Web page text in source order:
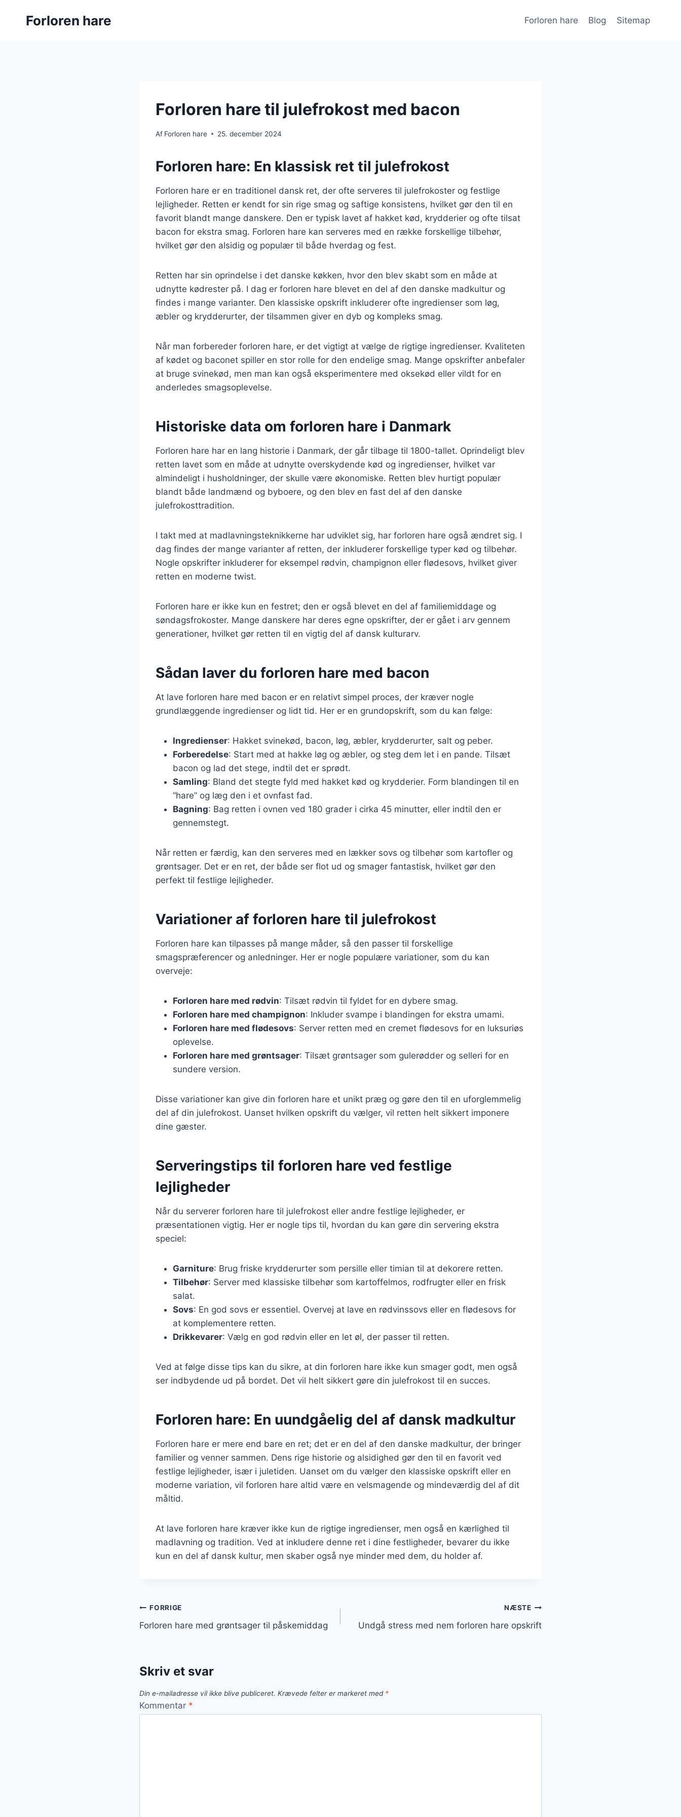
Forloren hare Forloren hare Blog Sitemap
Forloren hare til julefrokost med bacon
Af Forloren hare 25. december 2024
Forloren hare: En klassisk ret til julefrokost
Forloren hare er en traditionel dansk ret, der ofte serveres til julefrokoster og festlige
lejligheder. Retten er kendt for sin rige smag og saftige konsistens, hvilket gør den til en
favorit blandt mange danskere. Den er typisk lavet af hakket kød, krydderier og ofte tilsat
bacon for ekstra smag. Forloren hare kan serveres med en række forskellige tilbehør,
hvilket gør den alsidig og populær til både hverdag og fest.
Retten har sin oprindelse i det danske køkken, hvor den blev skabt som en måde at
udnytte kødrester på. I dag er forloren hare blevet en del af den danske madkultur og
findes i mange varianter. Den klassiske opskrift inkluderer ofte ingredienser som løg,
æbler og krydderurter, der tilsammen giver en dyb og kompleks smag.
Når man forbereder forloren hare, er det vigtigt at vælge de rigtige ingredienser. Kvaliteten
af kødet og baconet spiller en stor rolle for den endelige smag. Mange opskrifter anbefaler
at bruge svinekød, men man kan også eksperimentere med oksekød eller vildt for en
anderledes smagsoplevelse.
Historiske data om forloren hare i Danmark
Forloren hare har en lang historie i Danmark, der går tilbage til 1800-tallet. Oprindeligt blev
retten lavet som en måde at udnytte overskydende kød og ingredienser, hvilket var
almindeligt i husholdninger, der skulle være økonomiske. Retten blev hurtigt populær
blandt både landmænd og byboere, og den blev en fast del af den danske
julefrokosttradition.
I takt med at madlavningsteknikkerne har udviklet sig, har forloren hare også ændret sig. I
dag findes der mange varianter af retten, der inkluderer forskellige typer kød og tilbehør.
Nogle opskrifter inkluderer for eksempel rødvin, champignon eller flødesovs, hvilket giver
retten en moderne twist.
Forloren hare er ikke kun en festret; den er også blevet en del af familiemiddage og
søndagsfrokoster. Mange danskere har deres egne opskrifter, der er gået i arv gennem
generationer, hvilket gør retten til en vigtig del af dansk kulturarv.
Sådan laver du forloren hare med bacon
At lave forloren hare med bacon er en relativt simpel proces, der kræver nogle
grundlæggende ingredienser og lidt tid. Her er en grundopskrift, som du kan følge:
Ingredienser: Hakket svinekød, bacon, løg, æbler, krydderurter, salt og peber.
Forberedelse: Start med at hakke løg og æbler, og steg dem let i en pande. Tilsæt
bacon og lad det stege, indtil det er sprødt.
Samling: Bland det stegte fyld med hakket kød og krydderier. Form blandingen til en
“hare” og læg den i et ovnfast fad.
Bagning: Bag retten i ovnen ved 180 grader i cirka 45 minutter, eller indtil den er
gennemstegt.
Når retten er færdig, kan den serveres med en lækker sovs og tilbehør som kartofler og
grøntsager. Det er en ret, der både ser flot ud og smager fantastisk, hvilket gør den
perfekt til festlige lejligheder.
Variationer af forloren hare til julefrokost
Forloren hare kan tilpasses på mange måder, så den passer til forskellige
smagspræferencer og anledninger. Her er nogle populære variationer, som du kan
overveje:
Forloren hare med rødvin: Tilsæt rødvin til fyldet for en dybere smag.
Forloren hare med champignon: Inkluder svampe i blandingen for ekstra umami.
Forloren hare med flødesovs: Server retten med en cremet flødesovs for en luksuriøs
oplevelse.
Forloren hare med grøntsager: Tilsæt grøntsager som gulerødder og selleri for en
sundere version.
Disse variationer kan give din forloren hare et unikt præg og gøre den til en uforglemmelig
del af din julefrokost. Uanset hvilken opskrift du vælger, vil retten helt sikkert imponere
dine gæster.
Serveringstips til forloren hare ved festlige
lejligheder
Når du serverer forloren hare til julefrokost eller andre festlige lejligheder, er
præsentationen vigtig. Her er nogle tips til, hvordan du kan gøre din servering ekstra
speciel:
Garniture: Brug friske krydderurter som persille eller timian til at dekorere retten.
Tilbehør: Server med klassiske tilbehør som kartoffelmos, rodfrugter eller en frisk
salat.
Sovs: En god sovs er essentiel. Overvej at lave en rødvinssovs eller en flødesovs for
at komplementere retten.
Drikkevarer: Vælg en god rødvin eller en let øl, der passer til retten.
Ved at følge disse tips kan du sikre, at din forloren hare ikke kun smager godt, men også
ser indbydende ud på bordet. Det vil helt sikkert gøre din julefrokost til en succes.
Forloren hare: En uundgåelig del af dansk madkultur
Forloren hare er mere end bare en ret; det er en del af den danske madkultur, der bringer
familier og venner sammen. Dens rige historie og alsidighed gør den til en favorit ved
festlige lejligheder, især i juletiden. Uanset om du vælger den klassiske opskrift eller en
moderne variation, vil forloren hare altid være en velsmagende og mindeværdig del af dit
måltid.
At lave forloren hare kræver ikke kun de rigtige ingredienser, men også en kærlighed til
madlavning og tradition. Ved at inkludere denne ret i dine festligheder, bevarer du ikke
kun en del af dansk kultur, men skaber også nye minder med dem, du holder af.
Indlægsnavigation
FORRIGE
Forloren hare med grøntsager til påskemiddag
NÆSTE
Undgå stress med nem forloren hare opskrift
Skriv et svar
Din e-mailadresse vil ikke blive publiceret. Krævede felter er markeret med *
Kommentar *